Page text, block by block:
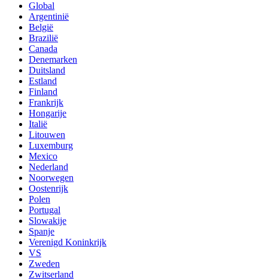
Global
Argentinië
België
Brazilië
Canada
Denemarken
Duitsland
Estland
Finland
Frankrijk
Hongarije
Italië
Litouwen
Luxemburg
Mexico
Nederland
Noorwegen
Oostenrijk
Polen
Portugal
Slowakije
Spanje
Verenigd Koninkrijk
VS
Zweden
Zwitserland